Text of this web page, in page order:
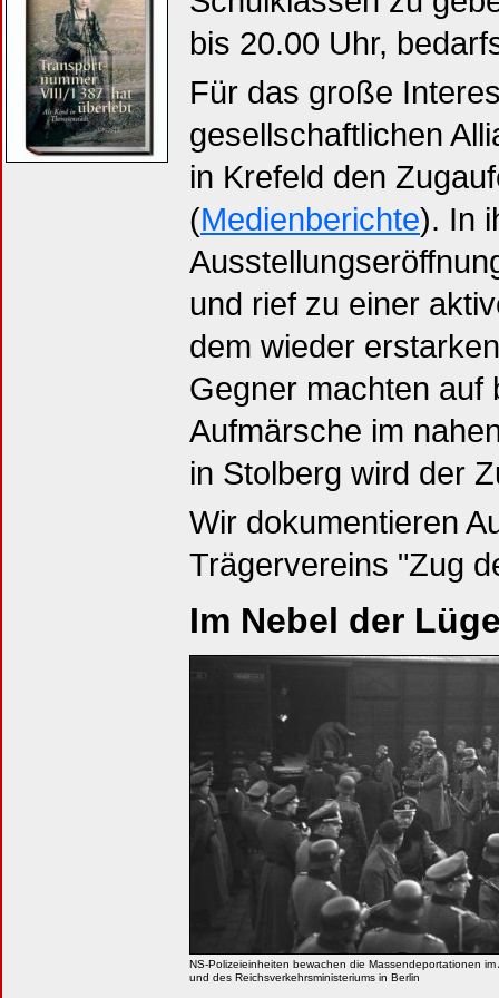
bis 20.00 Uhr,
Für das große
gesellschaftlichen
in Krefeld den
(Medienberichte). In
und rief zu einer
dem wieder
Gegner machten auf
Aufmärsche im
in Stolberg wird der
Wir dokumentieren
Trägervereins "Zug
Im Nebel der
NS-Polizeieinheiten bewachen die Massendeportationen im
und des Reichsverkehrsministeriums in Berlin